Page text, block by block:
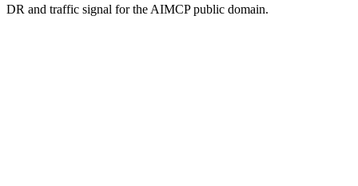
DR and traffic signal for the AIMCP public domain.